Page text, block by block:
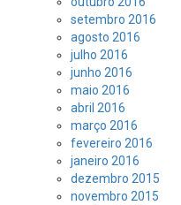
setembro 2016
agosto 2016
julho 2016
junho 2016
maio 2016
abril 2016
março 2016
fevereiro 2016
janeiro 2016
dezembro 2015
novembro 2015